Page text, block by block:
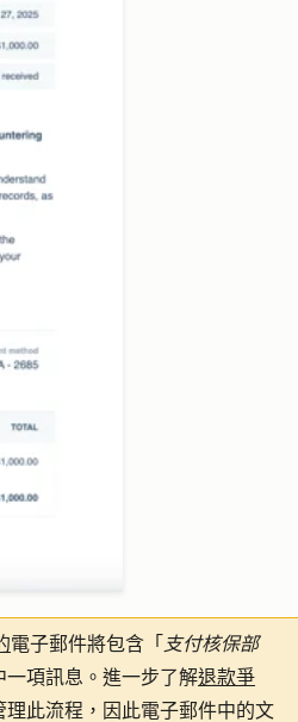
電子郵件將包含「 支付核保部
一項訊息。進一步了解退款爭
理此流程，因此電子郵件中的文